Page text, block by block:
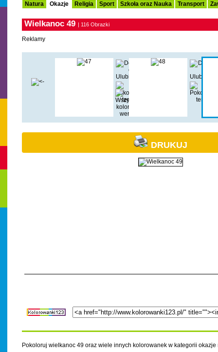
Natura
Okazje Religia Sport Szkoła oraz Nauka Transport
Wielkanoc 49 | 116 Obrazki
Reklamy
DRUKUJ
Pokoloruj wielkanoc 49 oraz wiele innych kolorowanek w kategorii